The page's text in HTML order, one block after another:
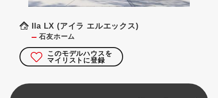
Ila LX (アイラ エルエックス)
石友ホーム
このモデルハウスを
マイリストに登録